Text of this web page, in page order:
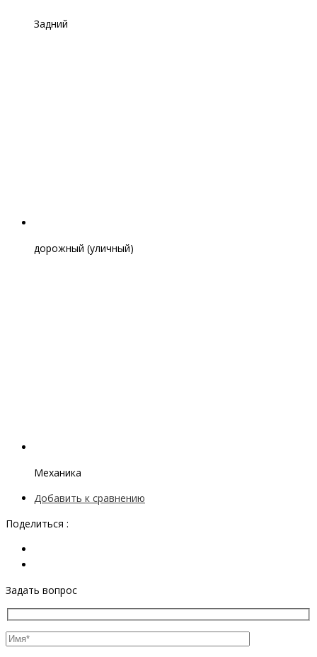
Задний
дорожный (уличный)
Механика
Добавить к сравнению
Поделиться :
Задать вопрос